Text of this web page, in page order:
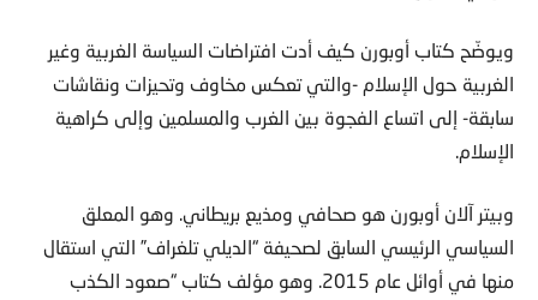
ويوضّح كتاب أوبورن كيف أدت افتراضات السياسة الغربية وغير
الغربية حول الإسلام -والتي تعكس مخاوف وتحيزات ونقاشات
سابقة- إلى اتساع الفجوة بين الغرب والمسلمين وإلى كراهية
الإسلام.
وبيتر آلان أوبورن هو صحافي ومذيع بريطاني. وهو المعلق
السياسي الرئيسي السابق لصحيفة “الديلي تلغراف” التي استقال
منها في أوائل عام 2015. وهو مؤلف كتاب “صعود الكذب